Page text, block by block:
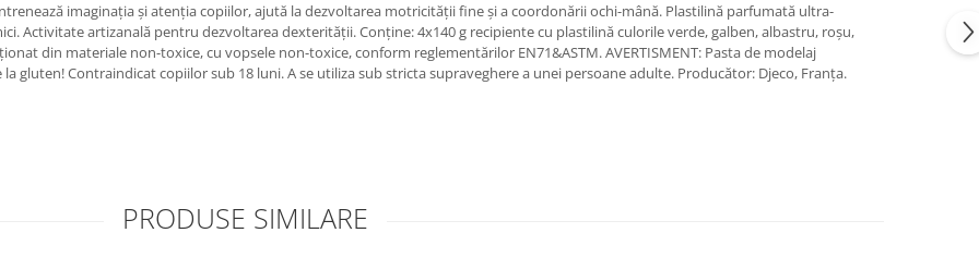
imaginația și atenţia copiilor, ajută la dezvoltarea motricităţii fine şi a coordonării ochi-mână. Plastilină parfumată ultra-
Activitate artizanală pentru dezvoltarea dexterității. Conține: 4x140 g recipiente cu plastilină culorile verde, galben, albastru, roşu,
din materiale non-toxice, cu vopsele non-toxice, conform reglementărilor EN71&ASTM. AVERTISMENT: Pasta de modelaj
gluten! Contraindicat copiilor sub 18 luni. A se utiliza sub stricta supraveghere a unei persoane adulte. Producător: Djeco, Franţa.
PRODUSE SIMILARE